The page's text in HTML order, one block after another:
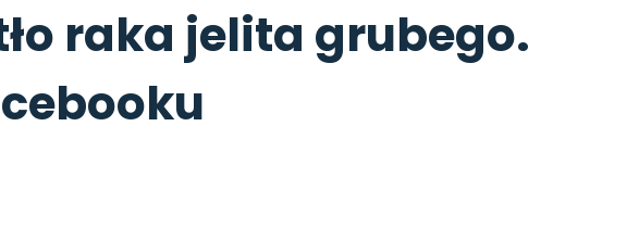
raka jelita grubego.